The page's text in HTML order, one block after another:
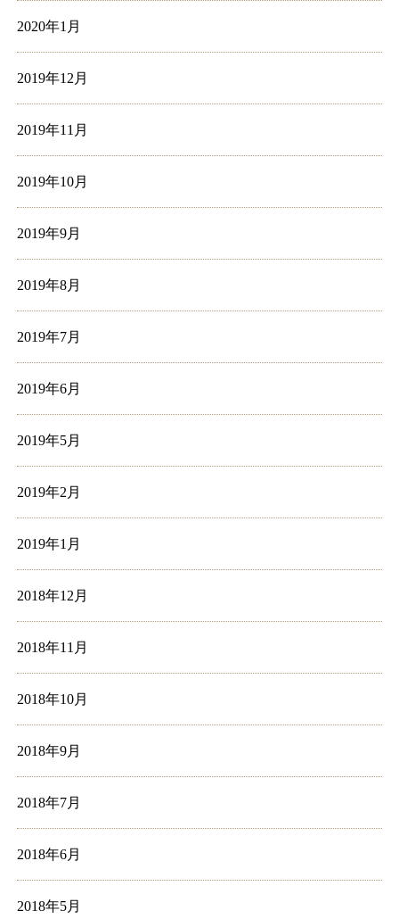
2020年1月
2019年12月
2019年11月
2019年10月
2019年9月
2019年8月
2019年7月
2019年6月
2019年5月
2019年2月
2019年1月
2018年12月
2018年11月
2018年10月
2018年9月
2018年7月
2018年6月
2018年5月